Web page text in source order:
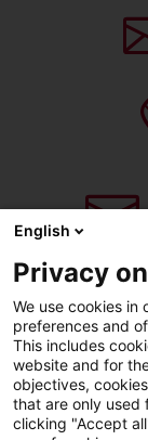
English
Privacy
We use cookies in
preferences and
This includes
website and for
objectives,
that are only used
clicking "Accept